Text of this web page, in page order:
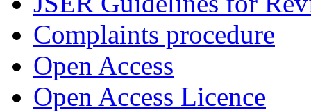
Complaints procedure
Open Access
Open Access Licence